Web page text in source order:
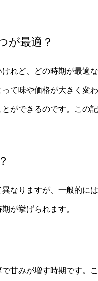
が最適？
れど、どの時期が最適
て味や価格が大きく変
ができるのです。この
なりますが、一般的に
が挙げられます。
甘みが増す時期です。